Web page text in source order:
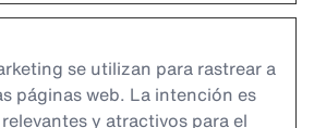
se utilizan para rastrear a
páginas web. La intención es
y atractivos para el